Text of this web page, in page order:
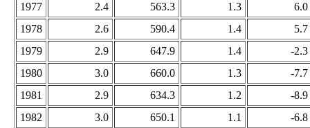
1977
2.4 563.3 1.3
6.0
1978
2.6 590.4 1.4
5.7
1979
2.9 647.9 1.4
-2.3
1980
3.0 660.0 1.3
-7.7
1981
2.9 634.3 1.2
-8.9
1982
3.0 650.1 1.1
-6.8